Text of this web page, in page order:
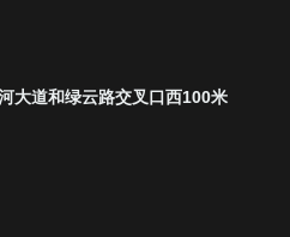
大道和绿云路交叉口西100米